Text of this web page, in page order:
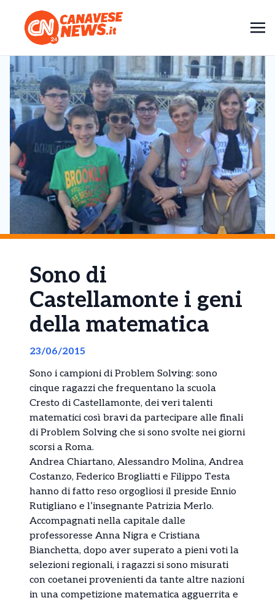
Sono di
Castellamonte i geni
della matematica
23/06/2015
Sono i campioni di Problem Solving: sono
cinque ragazzi che frequentano la scuola
Cresto di Castellamonte, dei veri talenti
matematici così bravi da partecipare alle finali
di Problem Solving che si sono svolte nei giorni
scorsi a Roma.
Andrea Chiartano, Alessandro Molina, Andrea
Costanzo, Federico Brogliatti e Filippo Testa
hanno di fatto reso orgogliosi il preside Ennio
Rutigliano e l’insegnante Patrizia Merlo.
Accompagnati nella capitale dalle
professoresse Anna Nigra e Cristiana
Bianchetta, dopo aver superato a pieni voti la
selezioni regionali, i ragazzi si sono misurati
con coetanei provenienti da tante altre nazioni
in una competizione matematica agguerrita e